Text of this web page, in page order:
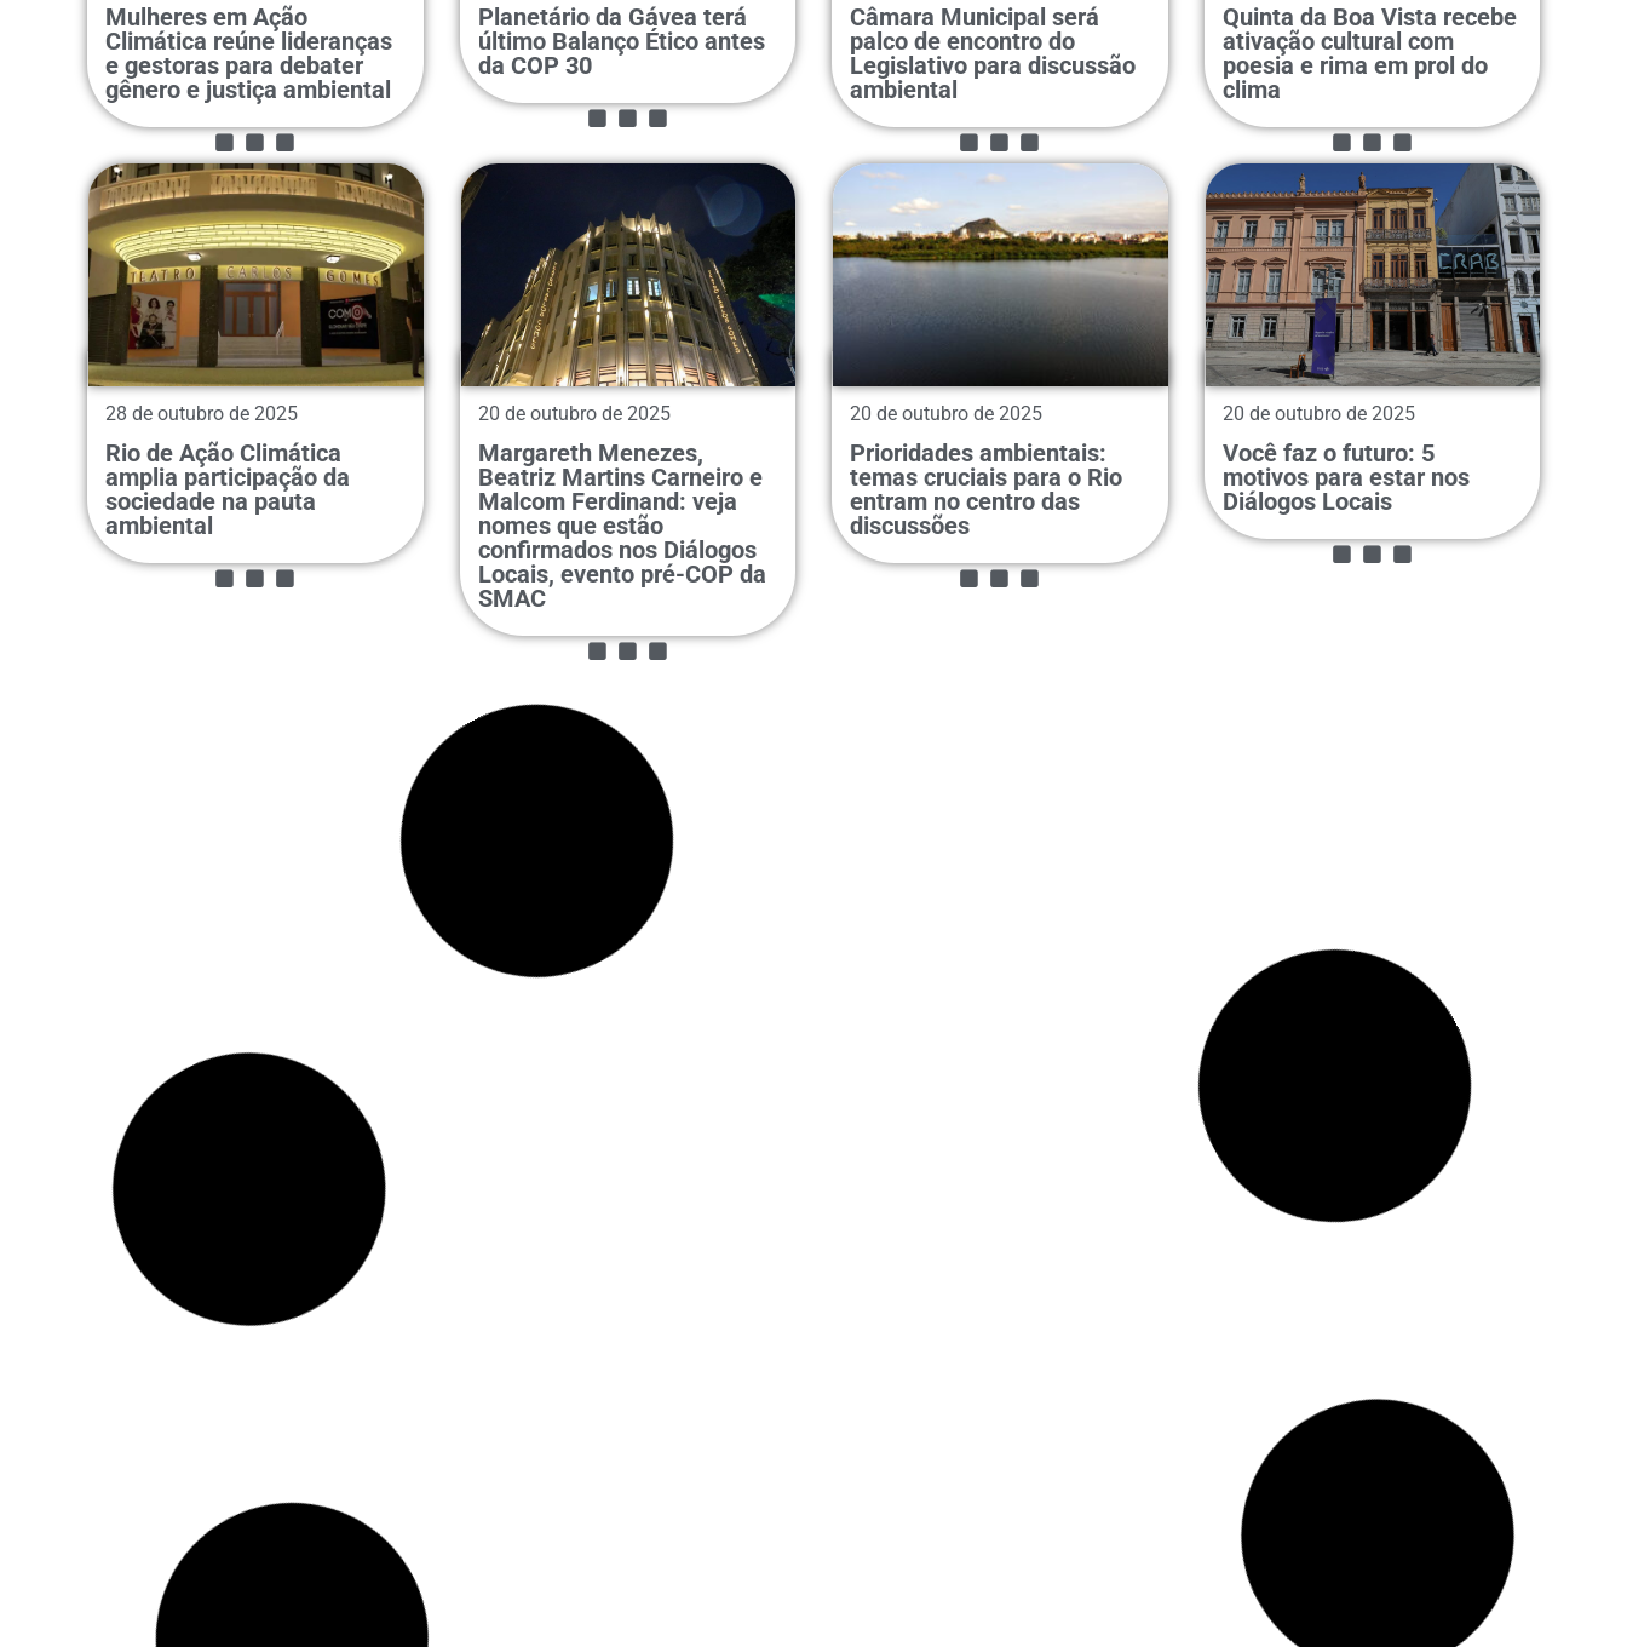
Mulheres em Ação
Climática reúne lideranças
e gestoras para debater
gênero e justiça ambiental
...
Planetário da Gávea terá
último Balanço Ético antes
da COP 30...
Câmara Municipal será
palco de encontro do
Legislativo para discussão
ambiental...
Quinta da Boa Vista recebe
ativação cultural com
poesia e rima em prol do
clima
...
28 de outubro de 2025
Rio de Ação Climática
amplia participação da
sociedade na pauta
ambiental...
20 de outubro de 2025
Margareth Menezes,
Beatriz Martins Carneiro e
Malcom Ferdinand: veja
nomes que estão
confirmados nos Diálogos
Locais, evento pré-COP da
SMAC
...
20 de outubro de 2025
Prioridades ambientais:
temas cruciais para o Rio
entram no centro das
discussões...
20 de outubro de 2025
Você faz o futuro: 5
motivos para estar nos
Diálogos Locais
...
...
6 de outubro de 2025
Mutirão e cultura levam
ação climática para os
Edital para Atividades
Autogestionadas está
aberto; inscreva-se!